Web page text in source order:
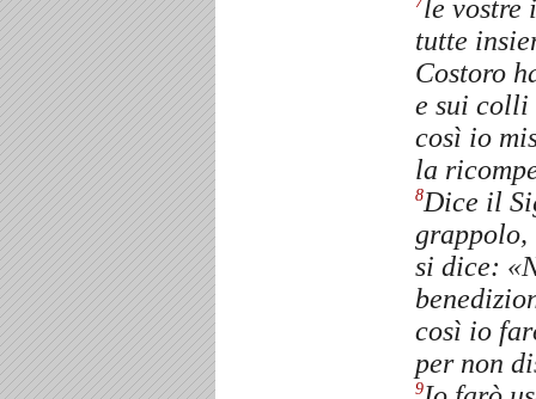
le vostre
tutte
Costoro
e sui colli
così io
la
8Dice il
grappolo,
si dice:
così io
per non
9